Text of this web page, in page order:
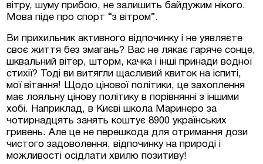
вітру, шуму прибою, не залишить байдужим нікого.
Мова піде про спорт “з вітром”.
Ви прихильник активного відпочинку і не уявляєте
своє життя без змагань? Вас не лякає гаряче сонце,
шквальний вітер, шторм, качка і інші принади водної
стихії? Тоді ви витягли щасливий квиток на іспиті,
мої вітання! Щодо цінової політики, це захоплення
має лояльну цінову політику в порівнянні з іншими
хобі. Наприклад, в Києві школа Маринеро за
чотирнадцять занять коштує 8900 українських
гривень. Але це не перешкода для отримання дози
чистого задоволення, відпочинку на природі і
можливості осідлати хвилю позитиву!